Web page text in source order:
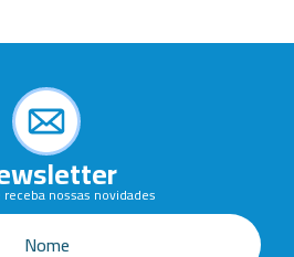
receba nossas novidades